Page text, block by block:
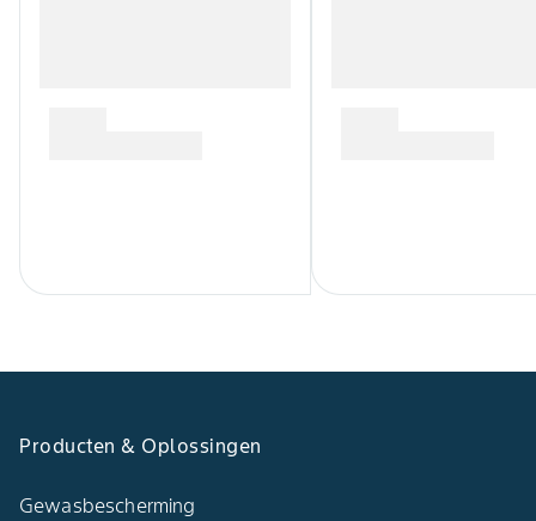
Producten & Oplossingen
Gewasbescherming